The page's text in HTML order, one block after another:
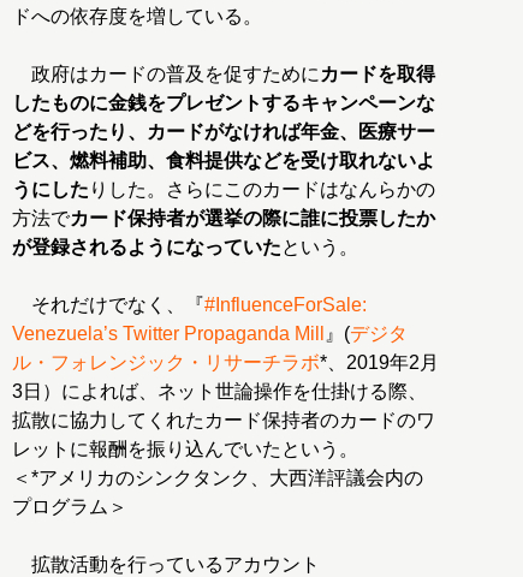
ドへの依存度を増している。
政府はカードの普及を促すために カードを取得
したものに金銭をプレゼントするキャンペーンな
どを行ったり、カードがなければ年金、医療サー
ビス、燃料補助、食料提供などを受け取れないよ
うにした りした。さらにこのカードはなんらかの
方法でカード保持者が選挙の際に誰に投票したか
が登録されるようになっていたという。
それだけでなく、『#InfluenceForSale:
Venezuela’s Twitter Propaganda Mill
』(デジタ
ル・フォレンジック・リサーチラボ*、2019年2月
3日）によれば、ネット世論操作を仕掛ける際、
拡散に協力してくれたカード保持者のカードのワ
レットに報酬を振り込んでいたという。
＜*アメリカのシンクタンク、大西洋評議会内の
プログラム＞
拡散活動を行っているアカウント